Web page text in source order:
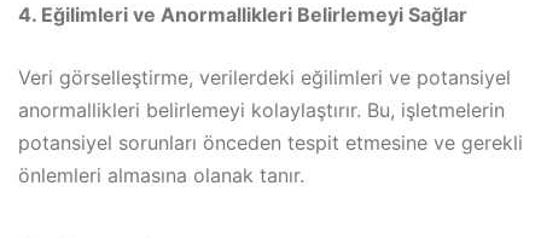
4. Eğilimleri ve Anormallikleri Belirlemeyi Sağlar
Veri görselleştirme, verilerdeki eğilimleri ve potansiyel
anormallikleri belirlemeyi kolaylaştırır. Bu, işletmelerin
potansiyel sorunları önceden tespit etmesine ve gerekli
önlemleri almasına olanak tanır.